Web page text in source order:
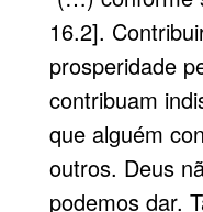
16.2].
prosperidade
contribuam
que alguém
outros. Deus
podemos dar.